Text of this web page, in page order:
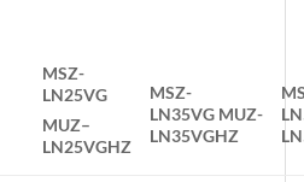
MSZ-
LN25VG
MUZ–
LN25VGHZ
MSZ-
LN35VG MUZ-
LN35VGHZ